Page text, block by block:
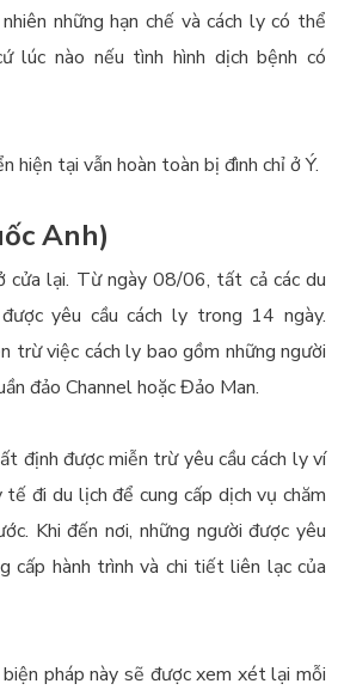
những hạn chế và cách ly có thể
lúc nào nếu tình hình dịch bệnh có
hiện tại vẫn hoàn toàn bị đình chỉ ở Ý.
Anh)
cửa lại. Từ ngày 08/06, tất cả các du
yêu cầu cách ly trong 14 ngày.
trừ việc cách ly bao gồm những người
đảo Channel hoặc Đảo Man.
định được miễn trừ yêu cầu cách ly ví
tế đi du lịch để cung cấp dịch vụ chăm
Khi đến nơi, những người được yêu
cấp hành trình và chi tiết liên lạc của
biện pháp này sẽ được xem xét lại mỗi